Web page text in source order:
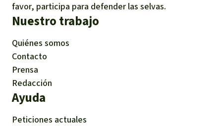
favor, participa para defender las selvas.
Nuestro trabajo
Quiénes somos
Contacto
Prensa
Redacción
Ayuda
Peticiones actuales